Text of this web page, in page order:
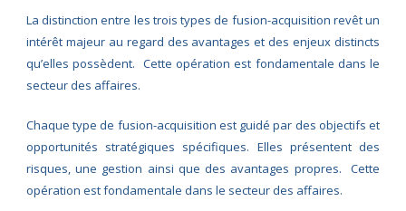
La distinction entre les trois types de fusion-acquisition revêt un
intérêt majeur au regard des avantages et des enjeux distincts
qu’elles possèdent. Cette opération est fondamentale dans le
secteur des affaires.
Chaque type de fusion-acquisition est guidé par des objectifs et
opportunités stratégiques spécifiques. Elles présentent des
risques, une gestion ainsi que des avantages propres. Cette
opération est fondamentale dans le secteur des affaires.